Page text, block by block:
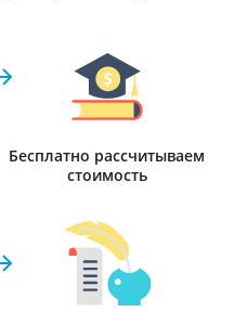
Бесплатно рассчитываем
стоимость